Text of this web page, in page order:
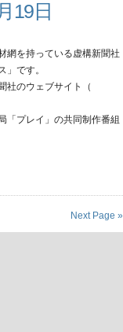
19日
網を持っている虚構新聞社
」です。
社のウェブサイト（
「プレイ」の共同制作番組
Next Page »